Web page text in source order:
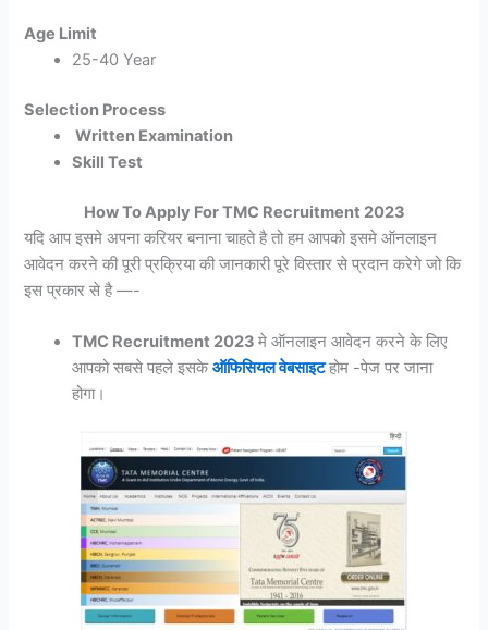
Age Limit
25-40 Year
Selection Process
Written Examination
Skill Test
How To Apply For TMC Recruitment 2023
यदि आप इसमे अपना करियर बनाना चाहते है तो हम आपको इसमे ऑनलाइन
आवेदन करने की पूरी प्रक्रिया की जानकारी पूरे विस्तार से प्रदान करेगे जो कि
इस प्रकार से है —-
TMC Recruitment 2023मे ऑनलाइन आवेदन करने के लिए
आपको सबसे पहले इसकेऑफिसियल वेबसाइटहोम -पेज पर जाना
होगा।